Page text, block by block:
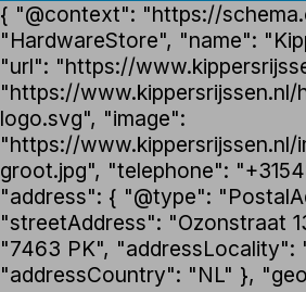
{ "@context": "https://
"HardwareStore", "name":
"url": "https://
"https://www.kippersrijssen.nl/
logo.svg", "image":
"https://www.kippersrijssen.nl/
groot.jpg", "telephone":
"address": { "@type":
"streetAddress": "Ozonstraat
"7463 PK", "addressLocality":
"addressCountry": "NL" },